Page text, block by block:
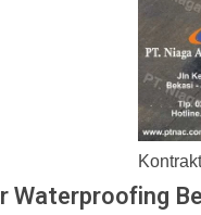
Waterproofing